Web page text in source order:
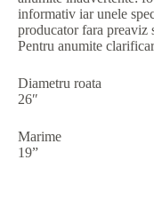
informativ iar unele
producator fara preaviz
Pentru anumite
Diametru roata
26″
Marime
19”